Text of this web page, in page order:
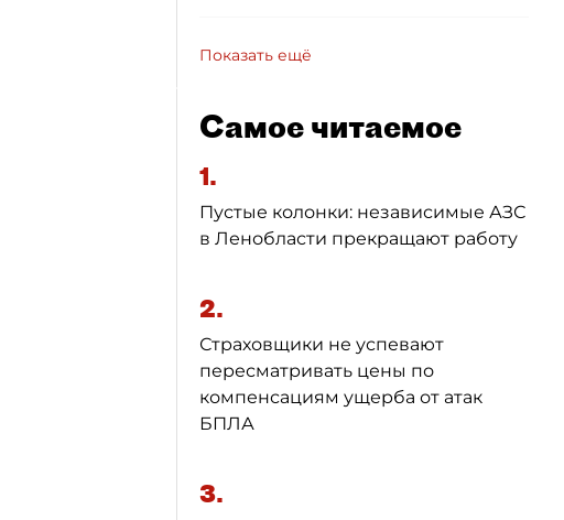
Показать ещё
Самое читаемое
1.
Пустые колонки: независимые АЗС
в Ленобласти прекращают работу
2.
Страховщики не успевают
пересматривать цены по
компенсациям ущерба от атак
БПЛА
3.